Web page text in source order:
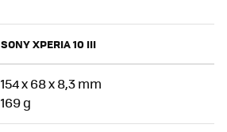
SONY XPERIA 10 III
154 x 68 x 8,3 mm
169 g